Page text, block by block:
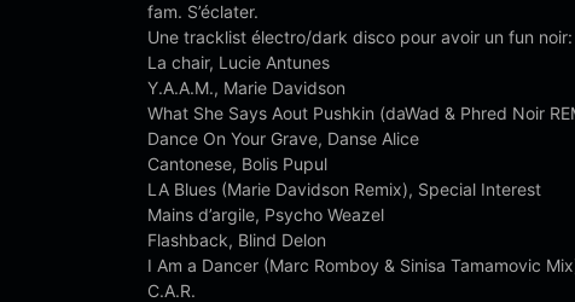
fam. S’éclater.
Une tracklist électro/dark disco pour avoir un fun noir:
La chair, Lucie Antunes
Y.A.A.M., Marie Davidson
What She Says Aout Pushkin (daWad & Phred Noir
Dance On Your Grave, Danse Alice
Cantonese, Bolis Pupul
LA Blues (Marie Davidson Remix), Special Interest
Mains d’argile, Psycho Weazel
Flashback, Blind Delon
I Am a Dancer (Marc Romboy & Sinisa Tamamovic
C.A.R.